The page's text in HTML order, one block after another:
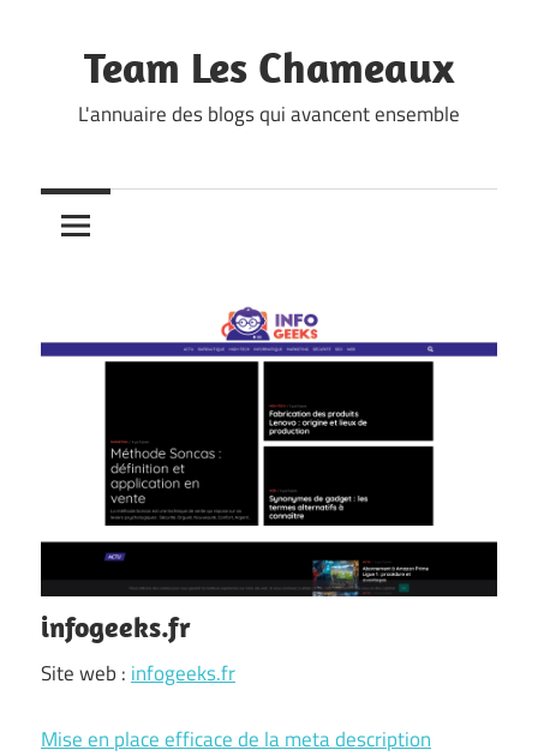
contentTeam Les Chameaux
L'annuaire des blogs qui avancent ensemble
infogeeks.fr
Site web : infogeeks.fr
Mise en place efficace de la meta description